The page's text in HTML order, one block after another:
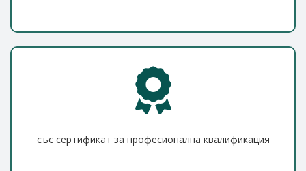
със сертификат за професионална квалификация